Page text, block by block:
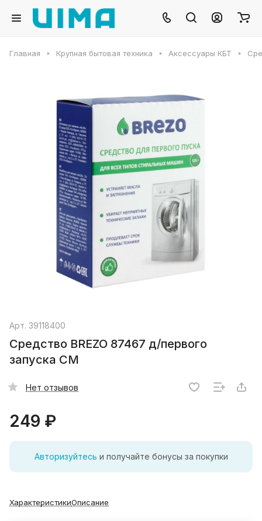
Главная Крупная бытовая техника Аксессуары КБТ
Арт. 39118400
Средство BREZO 87467 д/первого
запуска СМ
Нет отзывов
249 ₽
Авторизуйтесь и получайте бонусы за покупки
ХарактеристикиОписание